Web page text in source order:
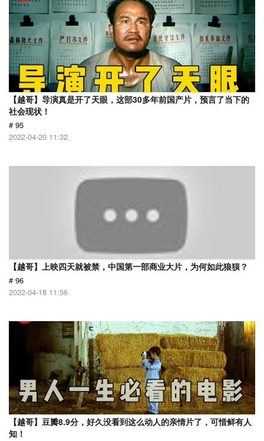
【越哥】导演真是开了天眼，这部30多年前国产片，预言了当下的
社会现状！
# 95
2022-04-20 11:32
【越哥】上映四天就被禁，中国第一部商业大片，为何如此狼狈？
# 96
2022-04-18 11:56
【越哥】豆瓣8.9分，好久没看到这么动人的亲情片了，可惜鲜有人
知！